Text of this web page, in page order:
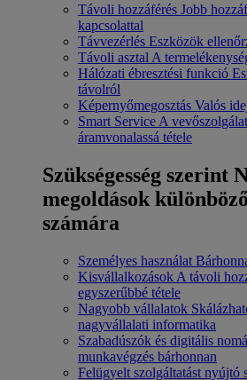
Távoli hozzáférés Jobb
kapcsolattal
Távvezérlés Eszközök
Távoli asztal A
Hálózati ébresztési funkció
távolról
Képernyőmegosztás Valós
Smart Service A
áramvonalassá tétele
Szükségesség szerint
megoldások
számára
Személyes használat
Kisvállalkozások A távoli
egyszerűbbé tétele
Nagyobb vállalatok
nagyvállalati informatika
Szabadúszók és digitális
munkavégzés bárhonnan
Felügyelt szolgáltatást nyújtó